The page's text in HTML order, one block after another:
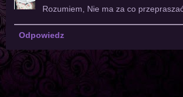
Rozumiem, Nie ma za co
Odpowiedz